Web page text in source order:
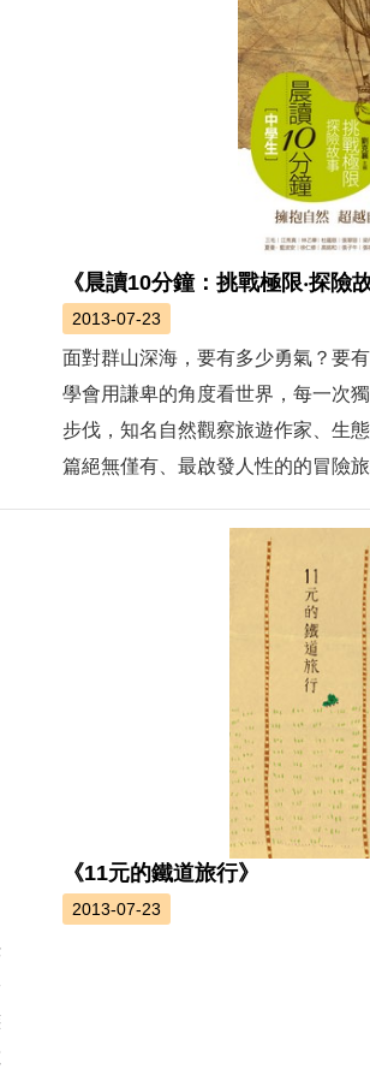
《晨讀10分鐘：挑戰極限‧探險
2013-07-23
面對群山深海，要有多少勇氣？要
學會用謙卑的角度看世界，每一次
步伐，知名自然觀察旅遊作家、生
篇絕無僅有、最啟發人性的的冒險旅
《11元的鐵道旅行》
2013-07-23